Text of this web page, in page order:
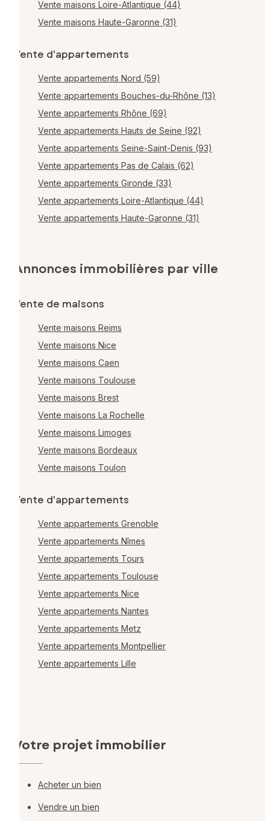
Vente maisons Loire-Atlantique (44)
Vente maisons Haute-Garonne (31)
Vente d'appartements
Vente appartements Nord (59)
Vente appartements Bouches-du-Rhône (13)
Vente appartements Rhône (69)
Vente appartements Hauts de Seine (92)
Vente appartements Seine-Saint-Denis (93)
Vente appartements Pas de Calais (62)
Vente appartements Gironde (33)
Vente appartements Loire-Atlantique (44)
Vente appartements Haute-Garonne (31)
Annonces immobilières par ville
Vente de maisons
Vente maisons Reims
Vente maisons Nice
Vente maisons Caen
Vente maisons Toulouse
Vente maisons Brest
Vente maisons La Rochelle
Vente maisons Limoges
Vente maisons Bordeaux
Vente maisons Toulon
Vente d'appartements
Vente appartements Grenoble
Vente appartements Nîmes
Vente appartements Tours
Vente appartements Toulouse
Vente appartements Nice
Vente appartements Nantes
Vente appartements Metz
Vente appartements Montpellier
Vente appartements Lille
Votre projet immobilier
Acheter un bien
Vendre un bien